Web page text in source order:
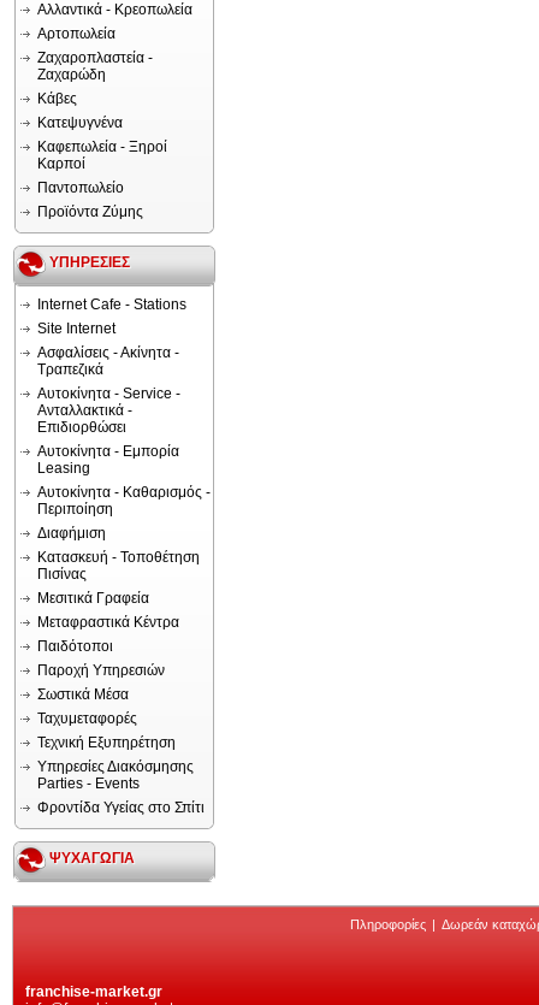
Αλλαντικά - Κρεοπωλεία
Αρτοπωλεία
Ζαχαροπλαστεία -
Ζαχαρώδη
Κάβες
Κατεψυγνένα
Καφεπωλεία - Ξηροί
Καρποί
Παντοπωλείο
Προϊόντα Ζύμης
ΥΠΗΡΕΣΙΕΣ
Internet Cafe - Stations
Site Internet
Ασφαλίσεις - Ακίνητα -
Τραπεζικά
Αυτοκίνητα - Service -
Ανταλλακτικά -
Επιδιορθώσει
Αυτοκίνητα - Εμπορία
Leasing
Αυτοκίνητα - Καθαρισμός -
Περιποίηση
Διαφήμιση
Κατασκευή - Τοποθέτηση
Πισίνας
Μεσιτικά Γραφεία
Μεταφραστικά Κέντρα
Παιδότοποι
Παροχή Υπηρεσιών
Σωστικά Μέσα
Ταχυμεταφορές
Τεχνική Εξυπηρέτηση
Υπηρεσίες Διακόσμησης
Parties - Events
Φροντίδα Υγείας στο Σπίτι
ΨΥΧΑΓΩΓΙΑ
Πληροφορίες | Δωρεάν
franchise-market.gr